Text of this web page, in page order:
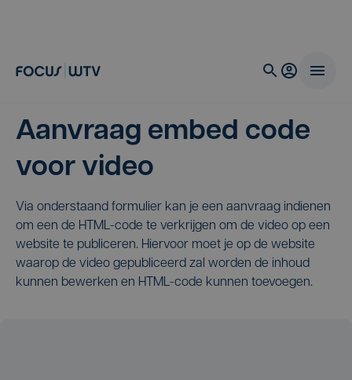
Aanvraag embed code
voor video
Via onderstaand formulier kan je een aanvraag indienen
om een de HTML-code te verkrijgen om de video op een
website te publiceren. Hiervoor moet je op de website
waarop de video gepubliceerd zal worden de inhoud
kunnen bewerken en HTML-code kunnen toevoegen.